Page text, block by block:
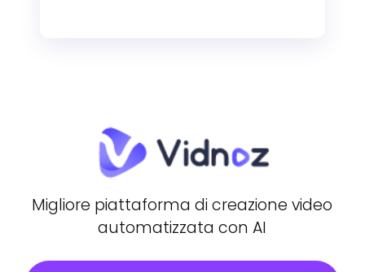
Migliore piattaforma di creazione video
automatizzata con AI